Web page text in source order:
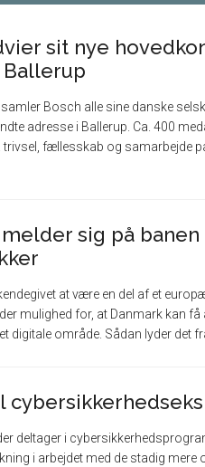
sit nye
Bosch alle sine danske
adresse i Ballerup. Ca. 400
trivsel, fællesskab og samarbejde
sig på
at være en del af et
mulighed for, at Danmark kan
digitale område. Sådan lyder det
deltager i
i arbejdet med de stadig mere